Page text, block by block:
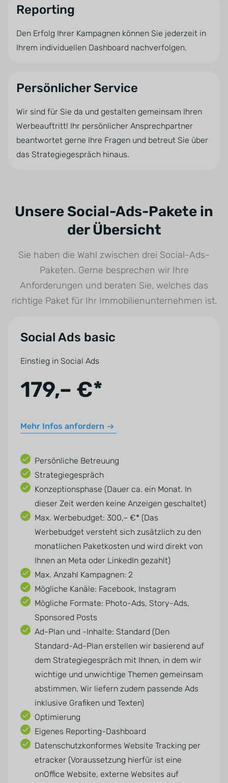
Reporting
Den Erfolg Ihrer Kampagnen können Sie jederzeit in
Ihrem individuellen Dashboard nachverfolgen.
Persönlicher Service
Wir sind für Sie da und gestalten gemeinsam Ihren
Werbeauftritt! Ihr persönlicher Ansprechpartner
beantwortet gerne Ihre Fragen und betreut Sie über
das Strategiegespräch hinaus.
Unsere Social-Ads-Pakete in
der Übersicht
Sie haben die Wahl zwischen drei Social-Ads-
Paketen. Gerne besprechen wir Ihre
Anforderungen und beraten Sie, welches das
richtige Paket für Ihr Immobilienunternehmen ist.
Social Ads basic
Einstieg in Social Ads
179,– €*
Mehr Infos anfordern
Persönliche Betreuung
Strategiegespräch
Konzeptionsphase (Dauer ca. ein Monat. In
dieser Zeit werden keine Anzeigen geschaltet)
Max. Werbebudget: 300,– €* (Das
Werbebudget versteht sich zusätzlich zu den
monatlichen Paketkosten und wird direkt von
Ihnen an Meta oder LinkedIn gezahlt)
Max. Anzahl Kampagnen: 2
Mögliche Kanäle: Facebook, Instagram
Mögliche Formate: Photo-Ads, Story-Ads,
Sponsored Posts
Ad-Plan und -Inhalte: Standard (Den
Standard-Ad-Plan erstellen wir basierend auf
dem Strategiegespräch mit Ihnen, in dem wir
wichtige und unwichtige Themen gemeinsam
abstimmen. Wir liefern zudem passende Ads
inklusive Grafiken und Texten)
Optimierung
Eigenes Reporting-Dashboard
Datenschutzkonformes Website Tracking per
etracker (Voraussetzung hierfür ist eine
onOffice Website, externe Websites auf